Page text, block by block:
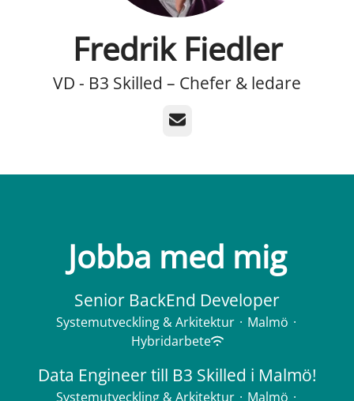
Fredrik Fiedler
VD - B3 Skilled – Chefer & ledare
E-post
Jobba med mig
Senior BackEnd Developer
Systemutveckling & Arkitektur · Malmö ·
Hybridarbete
Data Engineer till B3 Skilled i Malmö!
Systemutveckling & Arkitektur · Malmö ·